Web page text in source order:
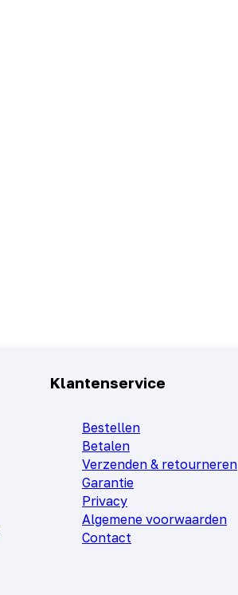
Klantenservice
Bestellen
Betalen
Verzenden & retourneren
Garantie
Privacy
Algemene voorwaarden
Contact